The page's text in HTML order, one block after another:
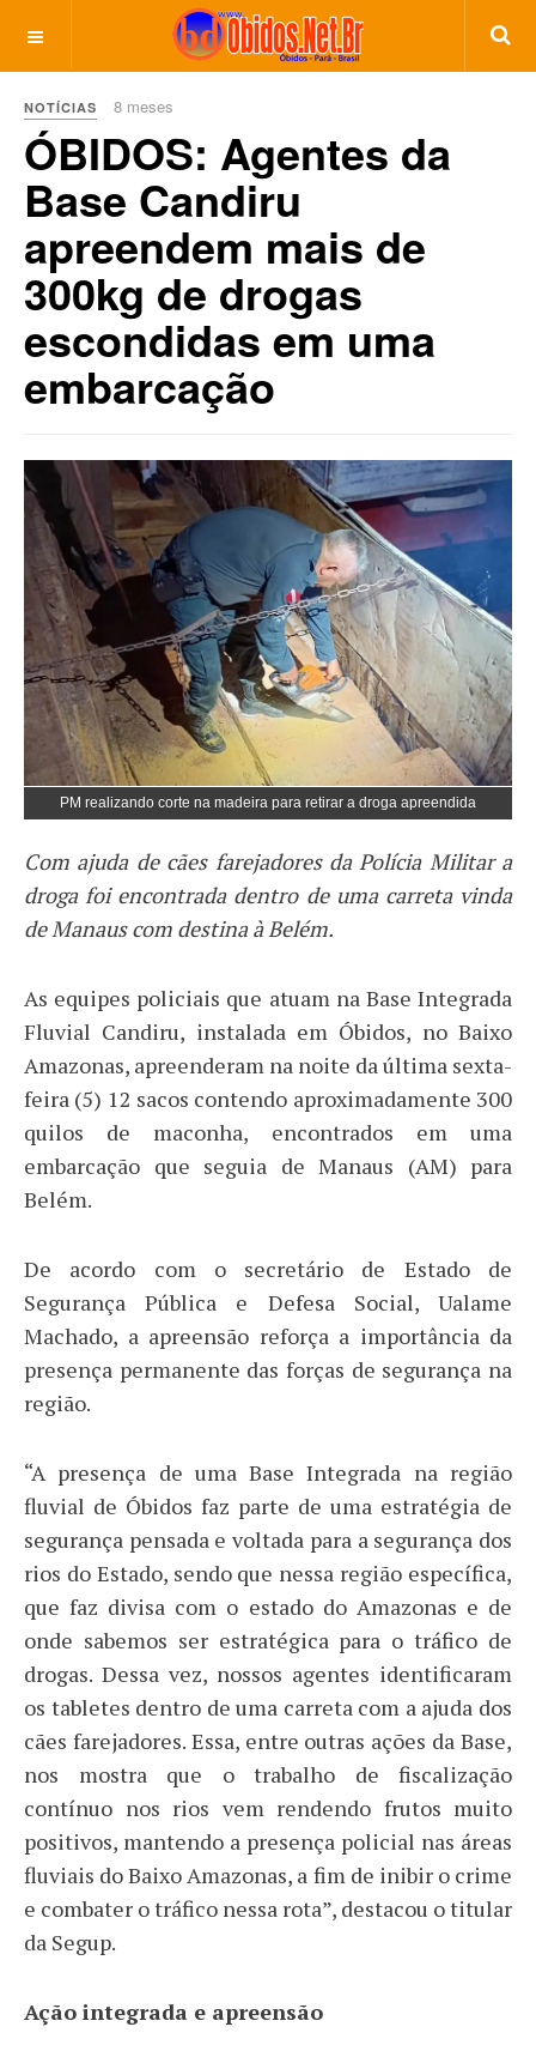
NOTÍCIAS 8 meses
ÓBIDOS: Agentes da
Base Candiru
apreendem mais de
300kg de drogas
escondidas em uma
embarcação
PM realizando corte na madeira para retirar a droga apreendida
Com ajuda de cães farejadores da Polícia Militar a
droga foi encontrada dentro de uma carreta vinda
de Manaus com destina à Belém.
As equipes policiais que atuam na Base Integrada
Fluvial Candiru, instalada em Óbidos, no Baixo
Amazonas, apreenderam na noite da última sexta-
feira (5) 12 sacos contendo aproximadamente 300
quilos de maconha, encontrados em uma
embarcação que seguia de Manaus (AM) para
Belém.
De acordo com o secretário de Estado de
Segurança Pública e Defesa Social, Ualame
Machado, a apreensão reforça a importância da
presença permanente das forças de segurança na
região.
“A presença de uma Base Integrada na região
fluvial de Óbidos faz parte de uma estratégia de
segurança pensada e voltada para a segurança dos
rios do Estado, sendo que nessa região específica,
que faz divisa com o estado do Amazonas e de
onde sabemos ser estratégica para o tráfico de
drogas. Dessa vez, nossos agentes identificaram
os tabletes dentro de uma carreta com a ajuda dos
cães farejadores. Essa, entre outras ações da Base,
nos mostra que o trabalho de fiscalização
contínuo nos rios vem rendendo frutos muito
positivos, mantendo a presença policial nas áreas
fluviais do Baixo Amazonas, a fim de inibir o crime
e combater o tráfico nessa rota”, destacou o titular
da Segup.
Ação integrada e apreensão